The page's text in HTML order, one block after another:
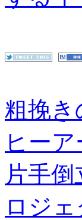
粗挽き
ヒーア
片手
ロジェ